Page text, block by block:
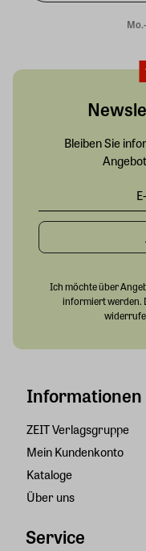
Informationen
ZEIT Verlagsgruppe
Mein Kundenkonto
Kataloge
Über uns
Service
Bleiben Sie
Ich möchte über
informiert werden.